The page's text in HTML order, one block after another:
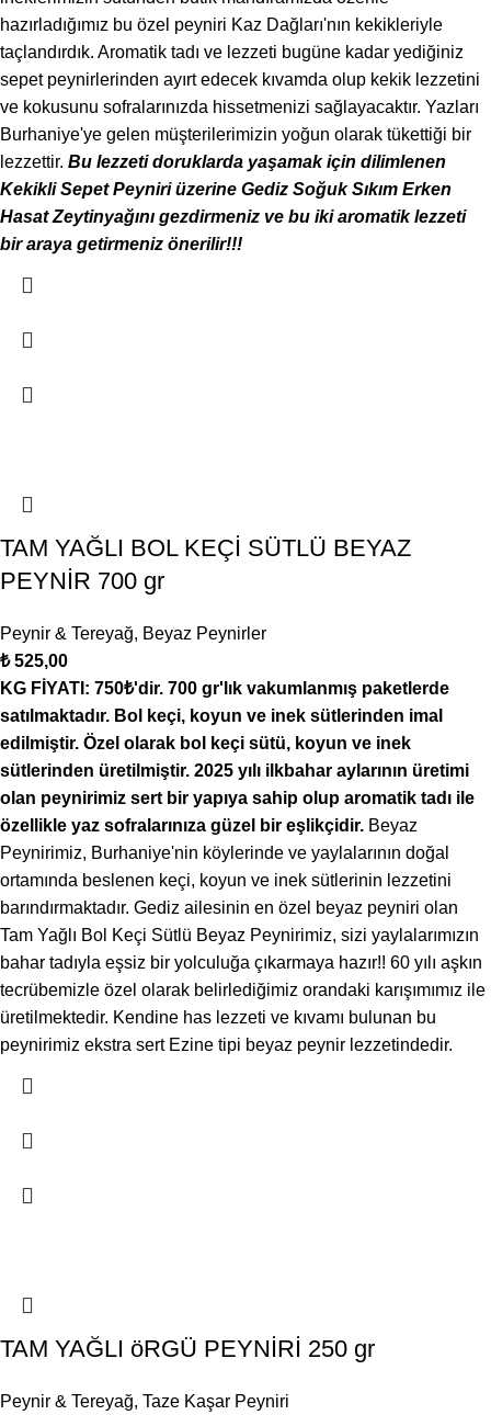
hazırladığımız bu özel peyniri Kaz Dağları'nın kekikleriyle
taçlandırdık. Aromatik tadı ve lezzeti bugüne kadar yediğiniz
sepet peynirlerinden ayırt edecek kıvamda olup kekik lezzetini
ve kokusunu sofralarınızda hissetmenizi sağlayacaktır. Yazları
Burhaniye'ye gelen müşterilerimizin yoğun olarak tükettiği bir
lezzettir. Bu lezzeti doruklarda yaşamak için dilimlenen
Kekikli Sepet Peyniri üzerine Gediz Soğuk Sıkım Erken
Hasat Zeytinyağını gezdirmeniz ve bu iki aromatik lezzeti
bir araya getirmeniz önerilir!!!
TAM YAĞLI BOL KEÇİ SÜTLÜ BEYAZ
PEYNİR 700 gr
Peynir & Tereyağ, Beyaz Peynirler
₺525,00
KG FİYATI: 750₺'dir. 700 gr'lık vakumlanmış paketlerde
satılmaktadır. Bol keçi, koyun ve inek sütlerinden imal
edilmiştir. Özel olarak bol keçi sütü, koyun ve inek
sütlerinden üretilmiştir. 2025 yılı ilkbahar aylarının üretimi
olan peynirimiz sert bir yapıya sahip olup aromatik tadı ile
özellikle yaz sofralarınıza güzel bir eşlikçidir. Beyaz
Peynirimiz, Burhaniye'nin köylerinde ve yaylalarının doğal
ortamında beslenen keçi, koyun ve inek sütlerinin lezzetini
barındırmaktadır. Gediz ailesinin en özel beyaz peyniri olan
Tam Yağlı Bol Keçi Sütlü Beyaz Peynirimiz, sizi yaylalarımızın
bahar tadıyla eşsiz bir yolculuğa çıkarmaya hazır!! 60 yılı aşkın
tecrübemizle özel olarak belirlediğimiz orandaki karışımımız ile
üretilmektedir. Kendine has lezzeti ve kıvamı bulunan bu
peynirimiz ekstra sert Ezine tipi beyaz peynir lezzetindedir.
TAM YAĞLI öRGÜ PEYNİRİ 250 gr
Peynir & Tereyağ, Taze Kaşar Peyniri